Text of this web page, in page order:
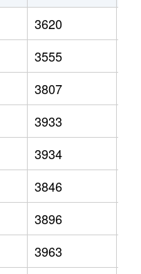
3620
3555
3807
3933
3934
3846
3896
3963